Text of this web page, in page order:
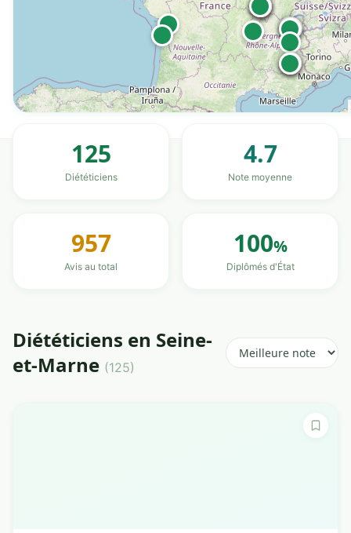
125
Diététiciens
4.7
Note moyenne
957
Avis au total
100%
Diplômés d'État
Diététiciens en Seine-
et-Marne (125)